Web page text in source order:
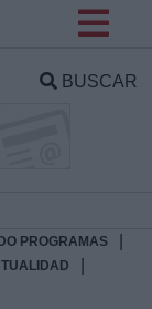
BUSCAR
PROGRAMAS